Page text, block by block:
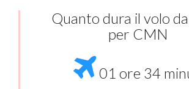
Quanto dura il volo
per CMN
01 ore 34